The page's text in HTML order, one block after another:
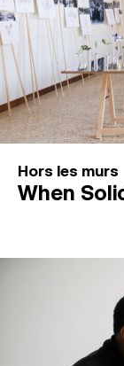
Hors les murs
When